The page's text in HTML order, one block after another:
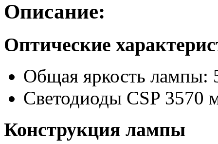
Описание:
Оптические
Общая яркость лампы:
Светодиоды CSP 3570
Конструкция лампы